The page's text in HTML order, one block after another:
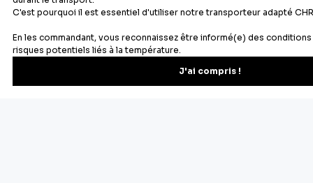
Recevez les recettes, astuces et offres spéciales.
S'inscrire
Vous pourrez vous désinscrire depuis votre espace client.